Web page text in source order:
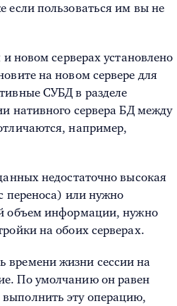
пользоваться им вы не
новом серверах установлено
на новом сервере для
СУБД в разделе
нативного сервера БД между
например,
недостаточно высокая
переноса) или нужно
объем информации, нужно
на обоих серверах.
времени жизни сессии на
По умолчанию он равен
эту операцию,